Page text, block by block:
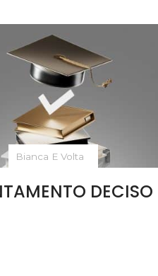
Bianca E Volta
DECISO